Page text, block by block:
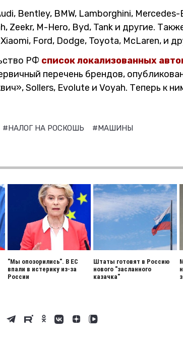
Bentley, BMW, Lamborghini,
Zeekr, M-Hero, Byd, Tank и другие.
Ford, Dodge, Toyota, McLaren, и
РФ список локализованных
перечень брендов,
Sollers, Evolute и Voyah. Теперь к
#НАЛОГ НА РОСКОШЬ #МАШИНЫ
"Мы опозорились". В ЕС
впали в истерику из-за
России
Штаты готовят в Россию
нового "засланного
казачка"